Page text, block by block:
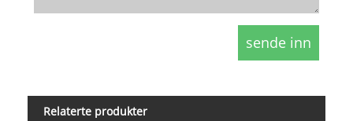
Relaterte produkter